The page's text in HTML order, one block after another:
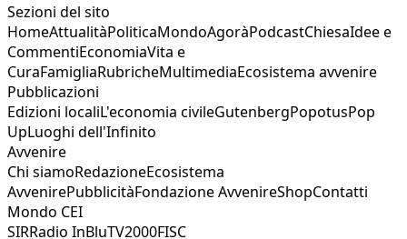
Sezioni del sito
HomeAttualitàPoliticaMondoAgoràPodcastChiesaIdee e
CommentiEconomiaVita e
CuraFamigliaRubricheMultimediaEcosistema avvenire
Pubblicazioni
Edizioni localiL'economia civileGutenbergPopotusPop
UpLuoghi dell'Infinito
Avvenire
Chi siamoRedazioneEcosistema
AvvenirePubblicitàFondazione AvvenireShopContatti
Mondo CEI
SIRRadio InBluTV2000FISC